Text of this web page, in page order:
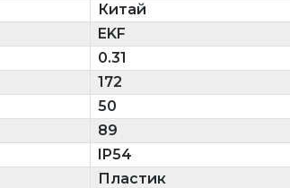
Китай
EKF
0.31
172
50
89
IP54
Пластик